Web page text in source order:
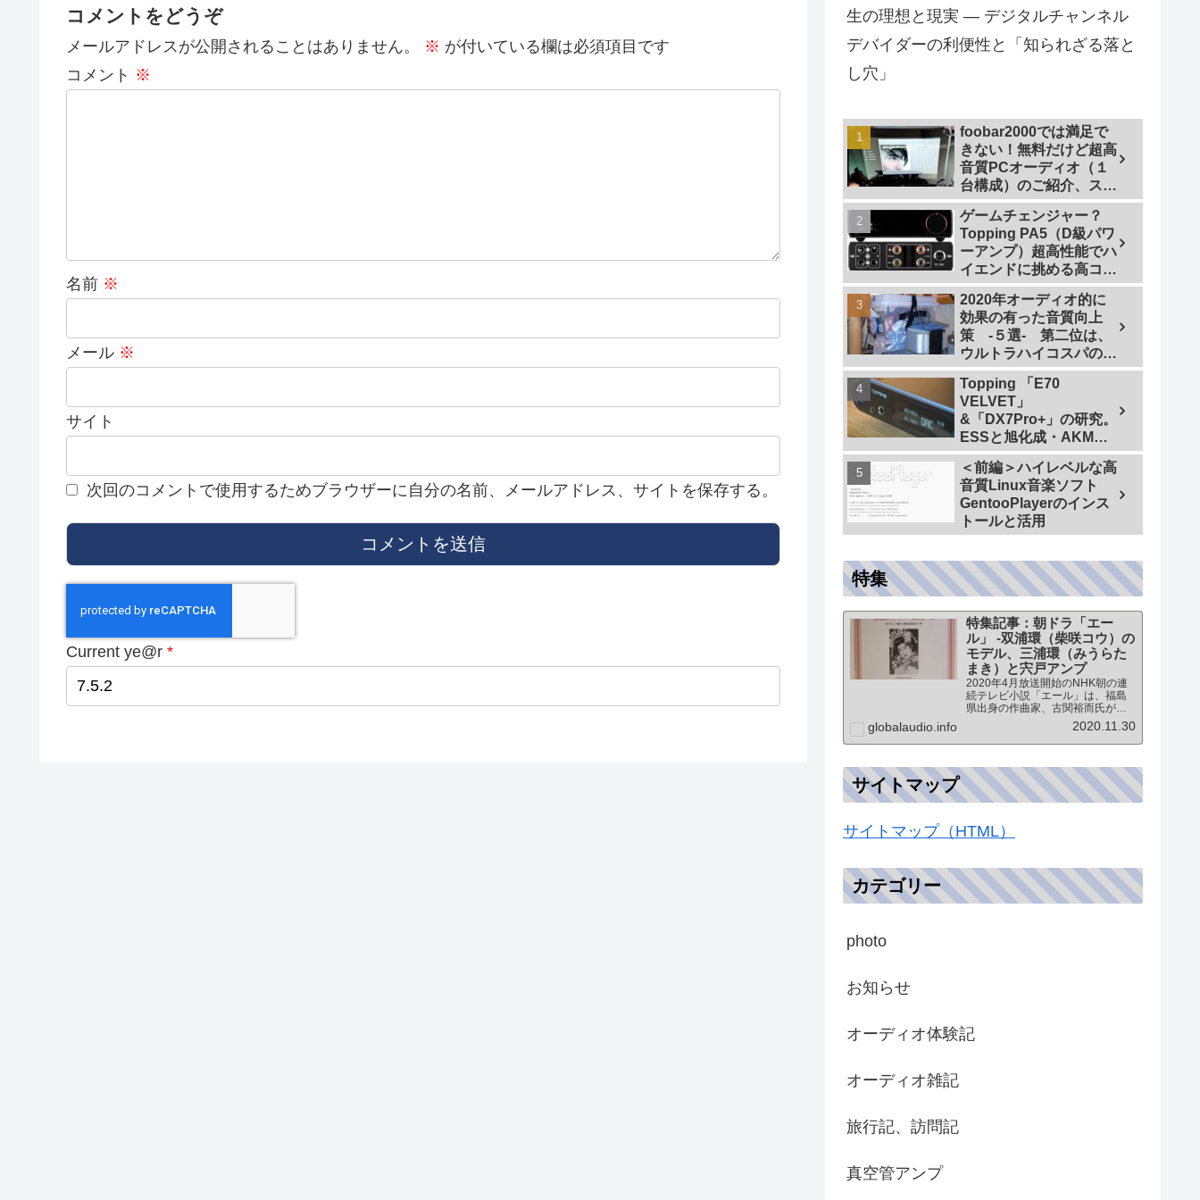
コメントをどうぞ
メールアドレスが公開されることはありません。 ※ が付いている欄は必須項目です
コメント ※
名前 ※
メール ※
サイト
次回のコメントで使用するためブラウザーに自分の名前、メールアドレス、サイトを保存する。
Current ye@r *
生の理想と現実 — デジタルチャンネル
デバイダーの利便性と「知られざる落と
し穴」
foobar2000では満足で
きない！無料だけど超高
音質PCオーディオ（１
台構成）のご紹介、スマ
ホで操作も
ゲームチェンジャー？
Topping PA5（D級パワ
ーアンプ）超高性能でハ
イエンドに挑める高コス
トパフォーマンスなパワ
ーアンプの研究
2020年オーディオ的に
効果の有った音質向上
策 -５選- 第二位は、
ウルトラハイコスパの仮
想アース
Topping 「E70
VELVET」
&「DX7Pro+」の研究。
ESSと旭化成・AKMの
ハイエンドDAC比較＜
同一メーカーでテスト
【ES9038PRO Vs
AK4499EX】＞
＜前編＞ハイレベルな高
音質Linux音楽ソフト
GentooPlayerのインス
トールと活用
特集
特集記事：朝ドラ「エー
ル」 -双浦環（柴咲コウ）の
モデル、三浦環（みうらた
まき）と宍戸アンプ
2020年4月放送開始のNHK朝の連
続テレビ小説「エール」は、福島
県出身の作曲家、古関裕而氏がモ
デルとなっています。このドラマ
に登場する戦前の声楽家、三浦環
さんと、本サイトにも登場する宍
によるシングルアンプ製作…
globalaudio.info 2020.11.30
サイトマップ
サイトマップ（HTML）
カテゴリー
photo
お知らせ
オーディオ体験記
オーディオ雑記
旅行記、訪問記
真空管アンプ